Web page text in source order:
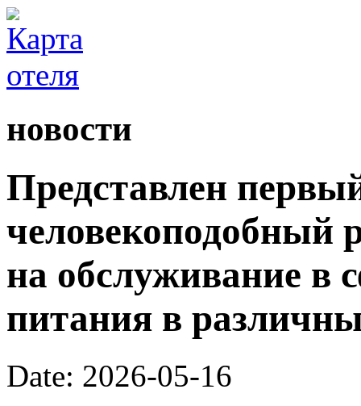
новости
Представлен
человекоподобный
на обслуживание в
питания в
Date: 2026-05-16